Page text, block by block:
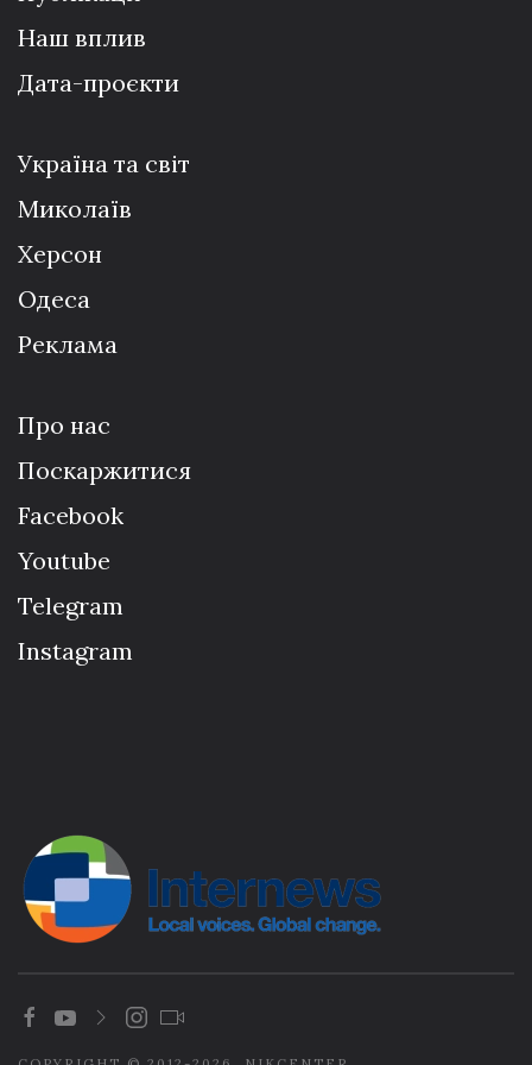
Наш вплив
Дата-проєкти
Україна та світ
Миколаїв
Херсон
Одеса
Реклама
Про нас
Поскаржитися
Facebook
Youtube
Telegram
Instagram